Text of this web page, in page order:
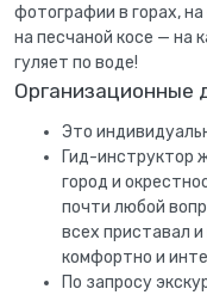
фотографии в горах,
на песчаной косе — на
гуляет по воде!
Организационные
Это
Гид-инструктор
город и
почти любой
всех приставал
комфортно и
По запросу